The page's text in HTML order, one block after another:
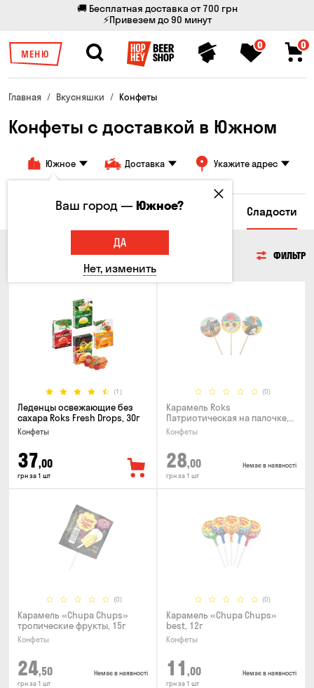
🚚 Бесплатная доставка от 700 грн
⚡Привезем до 90 минут
МЕНЮ
0 0
Главная Вкусняшки Конфеты
Конфеты с доставкой в ​​Южном
Южное Доставка Укажите адрес
Гренки и Сухарики Злаковые снеки Сладости
СЛАДОСТИ ФИЛЬТР
(1)
Леденцы освежающие без
сахара Roks Fresh Drops, 30г
Конфеты
37,00
грн за 1 шт
(0)
Карамель Roks
Патриотическая на палочке,
50г
Конфеты
28,00
грн за 1 шт
Немає в наявності
(0)
Карамель «Chupa Chups»
тропические фрукты, 15г
Конфеты
24,50
грн за 1 шт
Немає в наявності
(0)
Карамель «Chupa Chups»
best, 12г
Конфеты
11 ,00
грн за 1 шт
Немає в наявності
Ваш город —Южное?
ДА
Нет, изменить